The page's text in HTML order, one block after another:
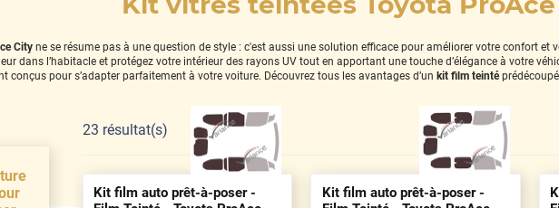
Cityne se résume pas à une question de style : c'est aussi une solution efficace pour améliorer votre confort et
dans l’habitacle et protégez votre intérieur des rayons UV tout en apportant une touche d’élégance à votre
conçus pour s’adapter parfaitement à votre voiture. Découvrez tous les avantages d’un kit film teinté
23 résultat(s)
Kit film auto prêt-à-poser -
Kit film auto prêt-à-poser -